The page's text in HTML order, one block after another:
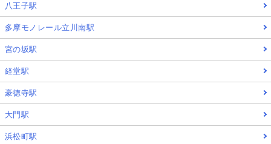
八王子駅
多摩モノレール立川南駅
宮の坂駅
経堂駅
豪徳寺駅
大門駅
浜松町駅